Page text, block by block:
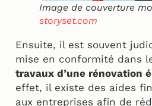
Image de couverture
storyset.com
Ensuite, il est souvent
mise en conformité dans
travaux d’une rénovation
effet, il existe des aides
aux entreprises afin de